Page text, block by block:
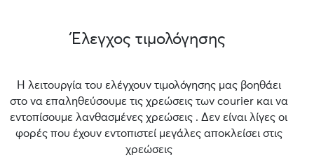
Έλεγχος τιμολόγησης
Η λειτουργία του ελέγχουν τιμολόγησης μας βοηθάει
στο να επαληθεύσουμε τις χρεώσεις των courier και να
εντοπίσουμε λανθασμένες χρεώσεις . Δεν είναι λίγες οι
φορές που έχουν εντοπιστεί μεγάλες αποκλείσει στις
χρεώσεις